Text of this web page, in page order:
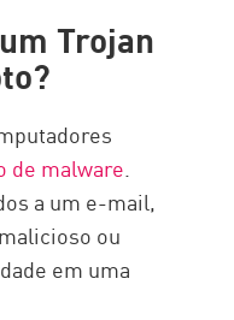
um
com
Trojan
de malware.
a um e-mail,
ou
em uma